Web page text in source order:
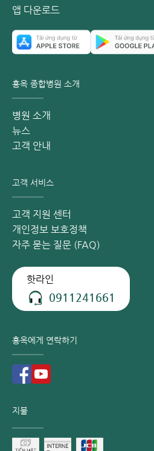
앱 다운로드
홍옥 종합병원 소개
병원 소개
뉴스
고객 안내
고객 서비스
고객 지원 센터
개인정보 보호정책
자주 묻는 질문 (FAQ)
핫라인
0911241661
홍옥에게 연락하기
지불